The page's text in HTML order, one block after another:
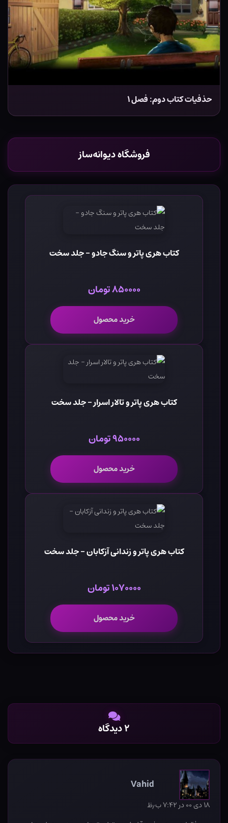
حذفیات کتاب دوم: فصل ۱
فروشگاه دیوانه‌ساز
کتاب هری پاتر و سنگ جادو - جلد سخت
۸۵۰۰۰۰ تومان
خرید محصول
کتاب هری پاتر و تالار اسرار - جلد سخت
۹۵۰۰۰۰ تومان
خرید محصول
کتاب هری پاتر و زندانی آزکابان - جلد سخت
۱۰۷۰۰۰۰ تومان
خرید محصول
۲ دیدگاه
Vahid
۱۸ دی ۰۰ در ۷:۴۲ ب٫ظ